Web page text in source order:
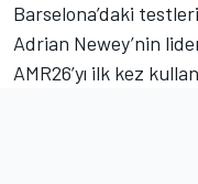
Barselona’daki
Adrian Newey’nin
AMR26’yı ilk kez